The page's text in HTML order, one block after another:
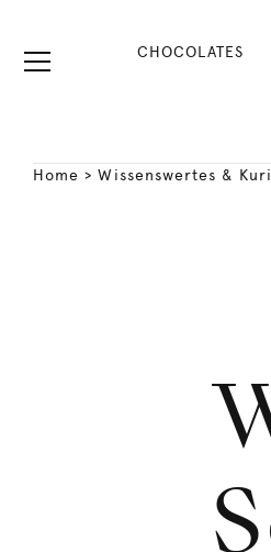
CHOCOLATES
Home >Wissenswertes &